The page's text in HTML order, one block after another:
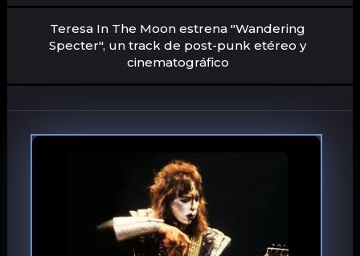
Teresa In The Moon estrena "Wandering
Specter", un track de post-punk etéreo y
cinematográfico